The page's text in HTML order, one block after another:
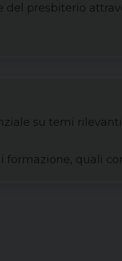
presbiterio
su temi
quali